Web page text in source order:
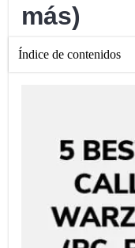
más)
Índice de contenidos
Cómo configurar y